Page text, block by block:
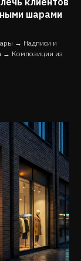
шарами
→ Надписи и
→ Композиции из